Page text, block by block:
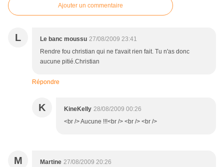
Ajouter un commentaire
L Le banc moussu 27/08/2009 23:41
Rendre fou christian qui ne t'avait rien fait. Tu n'as donc
aucune pitié.Christian
Répondre
K KineKelly 28/08/2009 00:26
<br /> Aucune !!!<br /> <br /> <br />
M Martine 27/08/2009 20:26